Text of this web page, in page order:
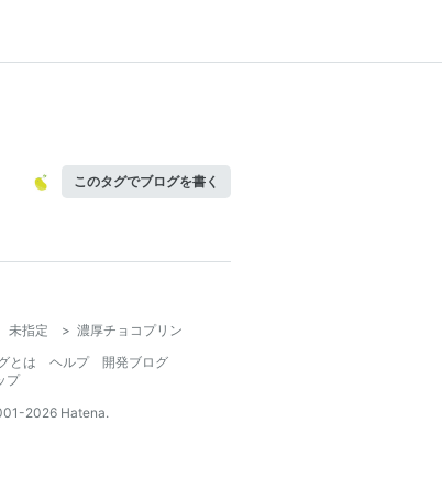
このタグでブログを書く
未指定 > 濃厚チョコプリン
とは
ヘルプ
開発ブログ
プ
2026 Hatena.